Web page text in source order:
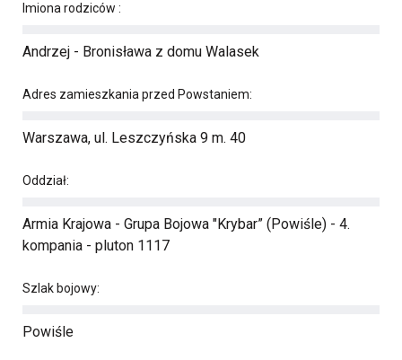
Imiona rodziców :
Andrzej - Bronisława z domu Walasek
Adres zamieszkania przed Powstaniem:
Warszawa, ul. Leszczyńska 9 m. 40
Oddział:
Armia Krajowa - Grupa Bojowa "Krybar” (Powiśle) - 4.
kompania - pluton 1117
Szlak bojowy:
Powiśle